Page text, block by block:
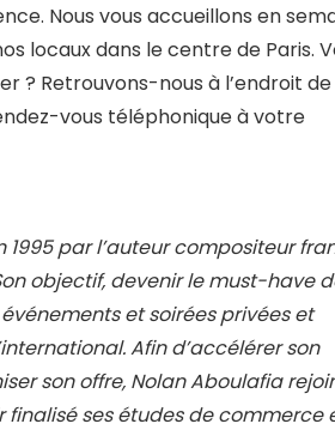
Nous vous accueillons en
locaux dans le centre de Paris.
? Retrouvons-nous à l’endroit
vous téléphonique à votre
1995 par l’auteur compositeur
objectif, devenir le must-have
et soirées privées et
Afin d’accélérer son
son offre, Nolan Aboulafia
finalisé ses études de commerce